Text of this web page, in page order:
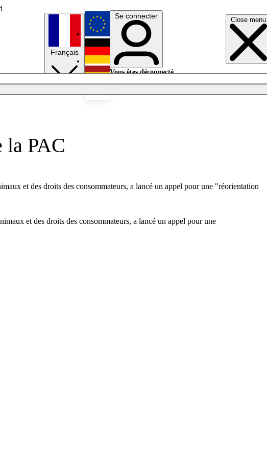
Close menu
Français
English
Deutsch
Se connecter
Vous êtes déconnecté.
la PAC
et des droits des consommateurs, a lancé un appel pour une "réorientation
et des droits des consommateurs, a lancé un appel pour une